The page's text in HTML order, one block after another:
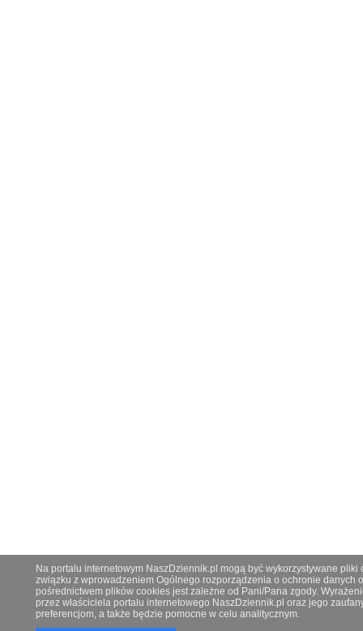
Na portalu internetowym NaszDziennik.pl mogą być wykorzystywane
związku z wprowadzeniem Ogólnego rozporządzenia o ochronie danych
pośrednictwem plików cookies jest zależne od Pani/Pana zgody.
przez właściciela portalu internetowego NaszDziennik.pl oraz jego
preferencjom, a także będzie pomocne w celu analitycznym.